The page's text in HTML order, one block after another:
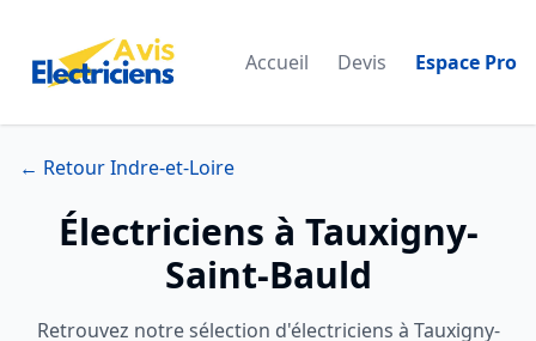
Accueil Devis Espace Pro
← Retour Indre-et-Loire
Électriciens à Tauxigny-
Saint-Bauld
Retrouvez notre sélection d'électriciens à Tauxigny-